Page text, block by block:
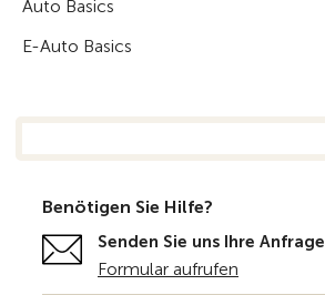
Auto Basics
E-Auto Basics
Benötigen Sie Hilfe?
Senden Sie uns Ihre Anfrage
Formular aufrufen